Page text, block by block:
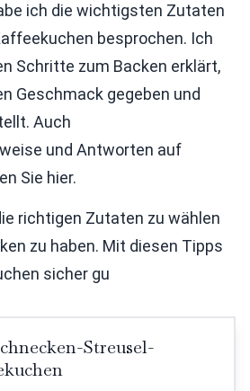
ich die wichtigsten Zutaten
besprochen. Ich
Schritte zum Backen erklärt,
Geschmack gegeben und
Auch
und Antworten auf
Sie hier.
richtigen Zutaten zu wählen
zu haben. Mit diesen Tipps
sicher gu
Streusel-